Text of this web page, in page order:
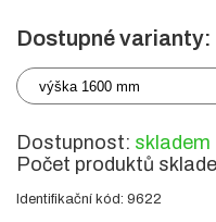
Dostupné varianty:
výška 1600 mm
Dostupnost: skladem
Počet produktů
Identifikační kód: 9622